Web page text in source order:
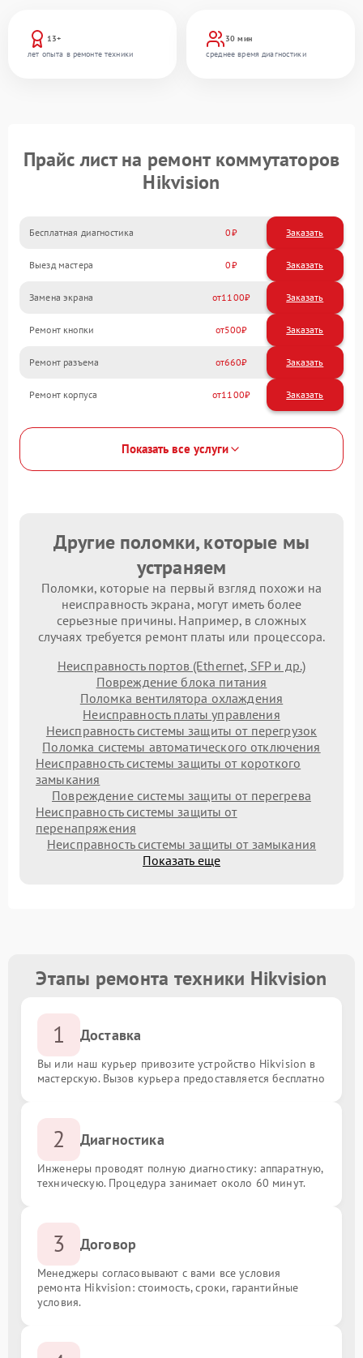
13+
лет опыта в ремонте техники
30 мин
среднее время диагностики
Прайс лист на ремонт коммутаторов
Hikvision
Бесплатная диагностика 0 Заказать
Выезд мастера 0 Заказать
Замена экрана 1100
Ремонт кнопки 500
Ремонт разъема 660
Ремонт корпуса 1100
Показать все услуги
Другие поломки, которые мы
устраняем
Поломки, которые на первый взгляд похожи на
неисправность экрана, могут иметь более
серьезные причины. Например, в сложных
случаях требуется ремонт платы или процессора.
Неисправность портов (Ethernet, SFP и др.)
Повреждение блока питания
Поломка вентилятора охлаждения
Неисправность платы управления
Неисправность системы защиты от перегрузок
Поломка системы автоматического отключения
Неисправность системы защиты от короткого
замыкания
Повреждение системы защиты от перегрева
Неисправность системы защиты от
перенапряжения
Неисправность системы защиты от замыкания
Показать еще
Этапы ремонта техники Hikvision
1 Доставка
Вы или наш курьер привозите устройство Hikvision в
мастерскую. Вызов курьера предоставляется бесплатно
2 Диагностика
Инженеры проводят полную диагностику: аппаратную,
техническую. Процедура занимает около 60 минут.
3 Договор
Менеджеры согласовывают с вами все условия
ремонта Hikvision: стоимость, сроки, гарантийные
условия.